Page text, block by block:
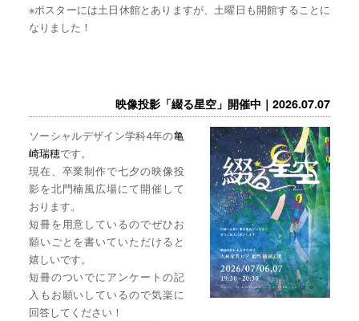
※ポスターには土日休館とありますが、土曜日も開館することに
なりました！
映像投影「綴る星空」開催中｜2026.07.07
ソーシャルデザイン学科4年の亀
崎瑞穂です。
現在、卒業制作で七夕の映像投
影を北門楠風広場にて開催して
おります。
短冊を用意しているのでぜひお
願いごとを書いていただけると
嬉しいです。
短冊のついでにアンケートの記
入もお願いしているので気楽に
回答してください！